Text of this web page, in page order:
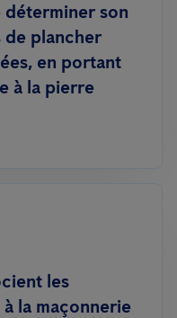
déterminer son
de plancher
en portant
à la pierre
les
la maçonnerie